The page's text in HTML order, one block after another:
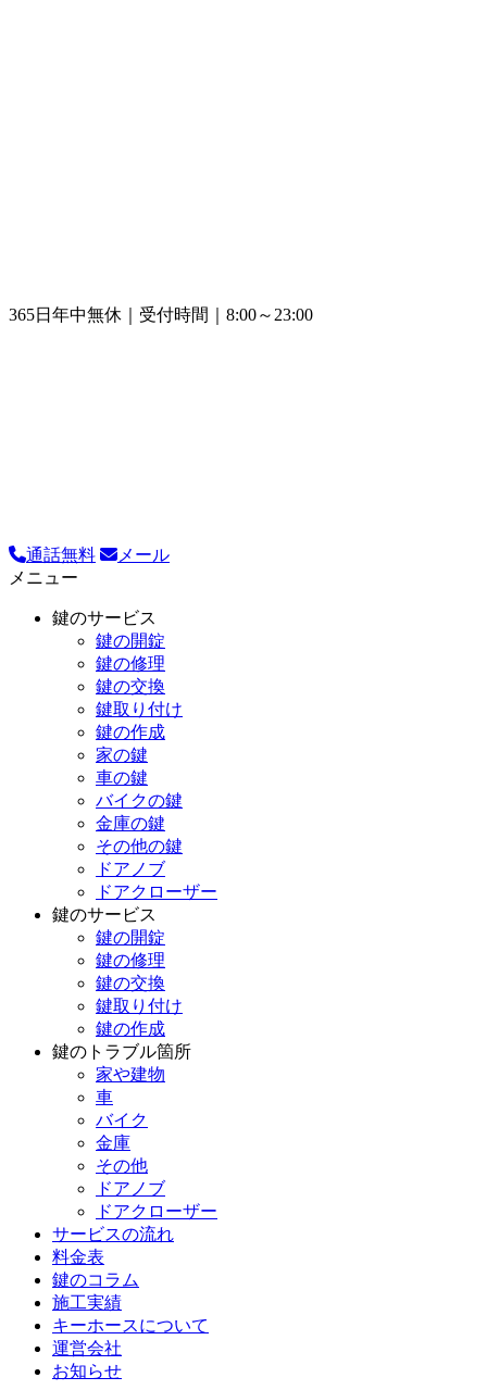
365日年中無休｜受付時間｜8:00～23:00
通話無料
メール
メニュー
鍵のサービス
鍵の開錠
鍵の修理
鍵の交換
鍵取り付け
鍵の作成
家の鍵
車の鍵
バイクの鍵
金庫の鍵
その他の鍵
ドアノブ
ドアクローザー
鍵のサービス
鍵の開錠
鍵の修理
鍵の交換
鍵取り付け
鍵の作成
鍵のトラブル箇所
家や建物
車
バイク
金庫
その他
ドアノブ
ドアクローザー
サービスの流れ
料金表
鍵のコラム
施工実績
キーホースについて
運営会社
お知らせ